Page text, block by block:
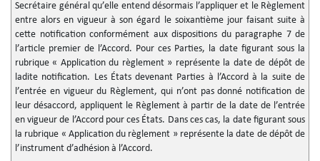
Secrétaire général qu’elle entend désormais l’appliquer et le Règlement
entre alors en vigueur à son égard le soixantième jour faisant suite à
cette notification conformément aux dispositions du paragraphe 7 de
l’article premier de l’Accord. Pour ces Parties, la date figurant sous la
rubrique « Application du règlement » représente la date de dépôt de
ladite notification. Les États devenant Parties à l’Accord à la suite de
l’entrée en vigueur du Règlement, qui n’ont pas donné notification de
leur désaccord, appliquent le Règlement à partir de la date de l’entrée
en vigueur de l’Accord pour ces États. Dans ces cas, la date figurant sous
la rubrique « Application du règlement » représente la date de dépôt de
l’instrument d’adhésion à l’Accord.